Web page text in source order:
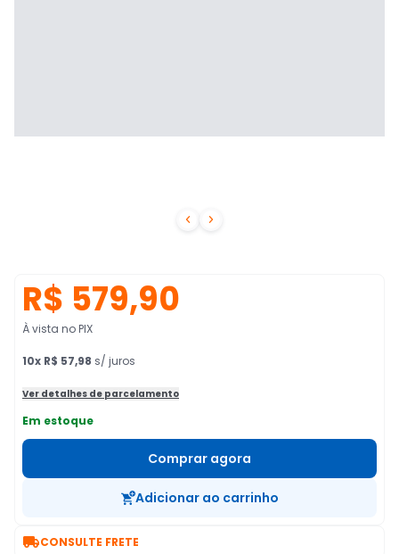
 
R$ 579,90
À vista no PIX
10x R$ 57,98 s/ juros
Ver detalhes de parcelamento
Em estoque
Comprar agora
Adicionar ao carrinho
CONSULTE FRETE